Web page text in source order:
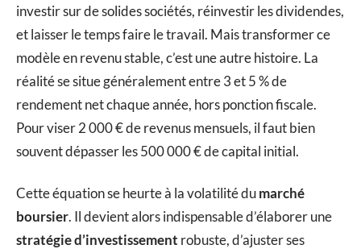
investir sur de solides sociétés, réinvestir les dividendes,
et laisser le temps faire le travail. Mais transformer ce
modèle en revenu stable, c’est une autre histoire. La
réalité se situe généralement entre 3 et 5 % de
rendement net chaque année, hors ponction fiscale.
Pour viser 2 000 € de revenus mensuels, il faut bien
souvent dépasser les 500 000 € de capital initial.
Cette équation se heurte à la volatilité dumarché
boursier. Il devient alors indispensable d’élaborer une
stratégie d’investissement robuste, d’ajuster ses